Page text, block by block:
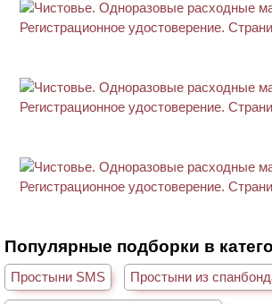
Популярные подборки в
Простыни SMS Простыни из